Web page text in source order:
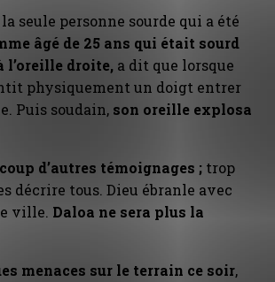
seule personne sourde qui a été
âgé de 25 ans qui était sourd
l’oreille droite, a dit que lorsque
physiquement un doigt entrer
Puis soudain, son oreille explosa
d’autres témoignages ; trop
décrire tous. Dieu ébranle avec
ville. Daloa ne sera plus la
menaces sur le terrain ce soir,